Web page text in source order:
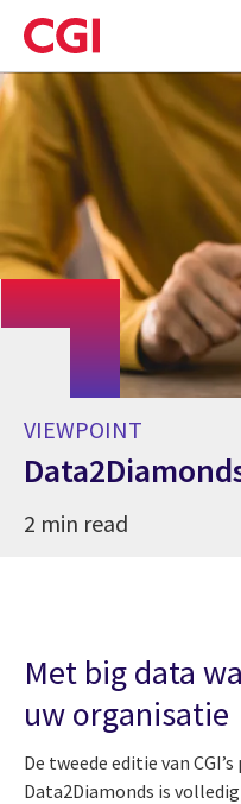
Skip
to
main
content
VIEWPOINT
2 min read
Met big data
uw organisatie
De tweede editie van
Data2Diamonds is